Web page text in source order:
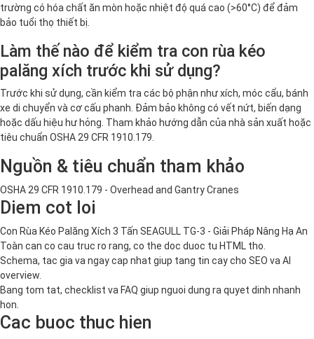
trường có hóa chất ăn mòn hoặc nhiệt độ quá cao (>60°C) để đảm
bảo tuổi thọ thiết bị.
Làm thế nào để kiểm tra con rùa kéo
palăng xích trước khi sử dụng?
Trước khi sử dụng, cần kiểm tra các bộ phận như xích, móc cẩu, bánh
xe di chuyển và cơ cấu phanh. Đảm bảo không có vết nứt, biến dạng
hoặc dấu hiệu hư hỏng. Tham khảo hướng dẫn của nhà sản xuất hoặc
tiêu chuẩn OSHA 29 CFR 1910.179.
Nguồn & tiêu chuẩn tham khảo
OSHA 29 CFR 1910.179 - Overhead and Gantry Cranes
Diem cot loi
Con Rùa Kéo Palăng Xích 3 Tấn SEAGULL TG-3 - Giải Pháp Nâng Hạ An
Toàn can co cau truc ro rang, co the doc duoc tu HTML tho.
Schema, tac gia va ngay cap nhat giup tang tin cay cho SEO va AI
overview.
Bang tom tat, checklist va FAQ giup nguoi dung ra quyet dinh nhanh
hon.
Cac buoc thuc hien